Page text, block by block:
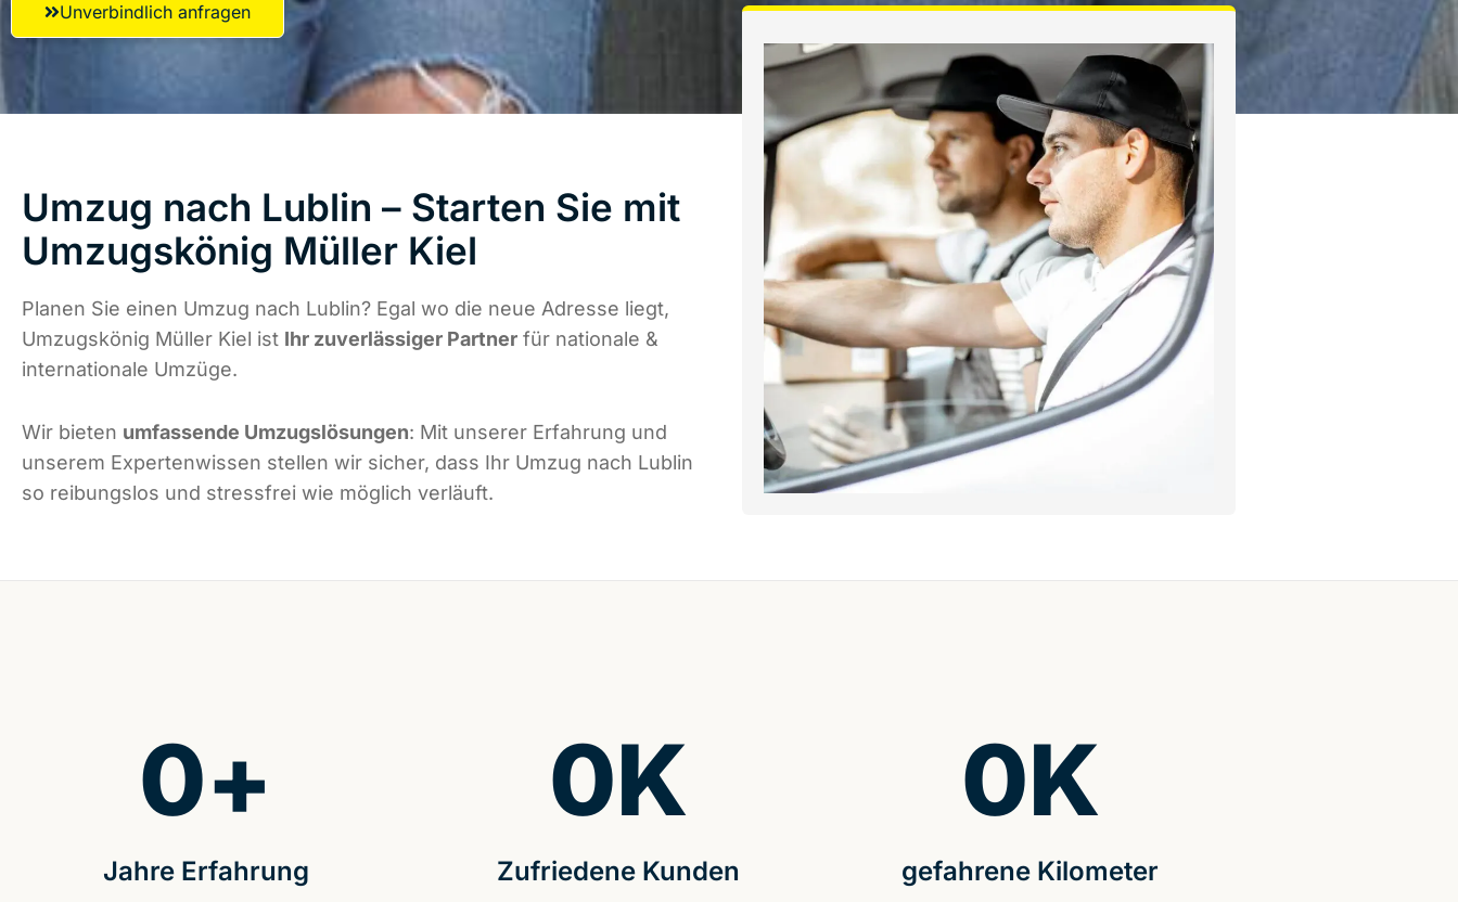
Unverbindlich anfragen
Umzug nach Lublin – Starten Sie mit
Umzugskönig Müller Kiel
Planen Sie einen Umzug nach Lublin? Egal wo die neue Adresse liegt,
Umzugskönig Müller Kiel ist Ihr zuverlässiger Partner für nationale &
internationale Umzüge.
Wir bieten umfassende Umzugslösungen: Mit unserer Erfahrung und
unserem Expertenwissen stellen wir sicher, dass Ihr Umzug nach Lublin
so reibungslos und stressfrei wie möglich verläuft.
Jahre Erfahrung
0+
Zufriedene Kunden
0K
gefahrene Kilometer
0K